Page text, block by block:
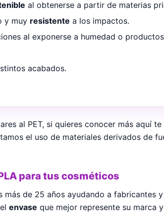
al obtenerse a partir de materias
y muy resistente a los impactos.
al exponerse a humedad o
acabados.
al PET, si quieres conocer más aquí
el uso de materiales derivados de
para tus cosméticos
más de 25 años ayudando a
envase que mejor represente su marca